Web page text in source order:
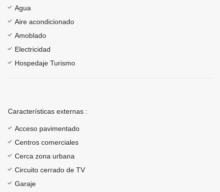
Agua
Aire acondicionado
Amoblado
Electricidad
Hospedaje Turismo
Características externas :
Acceso pavimentado
Centros comerciales
Cerca zona urbana
Circuito cerrado de TV
Garaje